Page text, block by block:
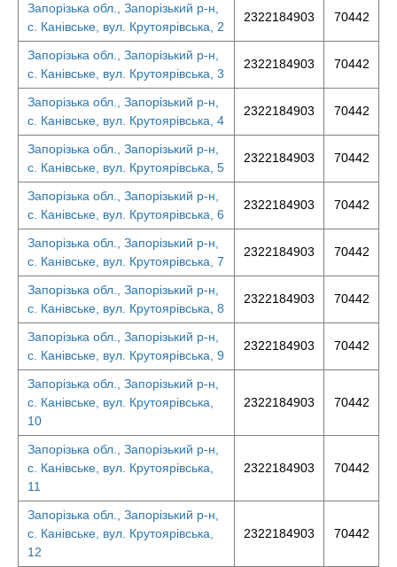
Запорізька обл., Запорізький р-н,
с. Канівське, вул. Крутоярівська, 2
2322184903 70442
Запорізька обл., Запорізький р-н,
с. Канівське, вул. Крутоярівська, 3
2322184903 70442
Запорізька обл., Запорізький р-н,
с. Канівське, вул. Крутоярівська, 4
2322184903 70442
Запорізька обл., Запорізький р-н,
с. Канівське, вул. Крутоярівська, 5
2322184903 70442
Запорізька обл., Запорізький р-н,
с. Канівське, вул. Крутоярівська, 6
2322184903 70442
Запорізька обл., Запорізький р-н,
с. Канівське, вул. Крутоярівська, 7
2322184903 70442
Запорізька обл., Запорізький р-н,
с. Канівське, вул. Крутоярівська, 8
2322184903 70442
Запорізька обл., Запорізький р-н,
с. Канівське, вул. Крутоярівська, 9
2322184903 70442
Запорізька обл., Запорізький р-н,
с. Канівське, вул. Крутоярівська,
10
2322184903 70442
Запорізька обл., Запорізький р-н,
с. Канівське, вул. Крутоярівська,
11
2322184903 70442
Запорізька обл., Запорізький р-н,
с. Канівське, вул. Крутоярівська,
12
2322184903 70442